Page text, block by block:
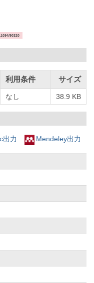
90320
利用条件 サイズ
なし 38.9 KB
出力 Mendeley出力